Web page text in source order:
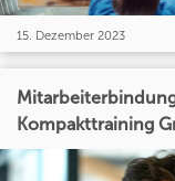
15. Dezember 2023
Kompakttraining